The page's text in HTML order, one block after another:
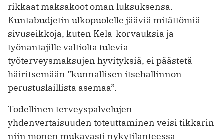
rikkaat maksakoot oman luksuksensa.
Kuntabudjetin ulkopuolelle jääviä mitättömiä
sivuseikkoja, kuten Kela-korvauksia ja
työnantajille valtiolta tulevia
työterveysmaksujen hyvityksiä, ei päästetä
häiritsemään ”kunnallisen itsehallinnon
perustuslaillista asemaa”.
Todellinen terveyspalvelujen
yhdenvertaisuuden toteuttaminen veisi tikkarin
niin monen mukavasti nykytilanteessa